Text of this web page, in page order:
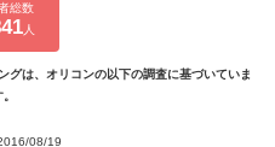
総数
人
グは、オリコンの以下の調査に基づいていま
08/19